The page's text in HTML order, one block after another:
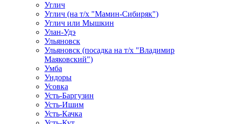
Углич
Углич (на т/х "Мамин-Сибиряк")
Углич или Мышкин
Улан-Удэ
Ульяновск
Ульяновск (посадка на т/х "Владимир
Маяковский")
Умба
Ундоры
Усовка
Усть-Баргузин
Усть-Ишим
Усть-Качка